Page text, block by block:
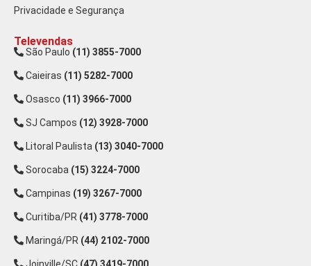
Privacidade e Segurança
Televendas
São Paulo (11) 3855-7000
Caieiras (11) 5282-7000
Osasco (11) 3966-7000
SJ Campos (12) 3928-7000
Litoral Paulista (13) 3040-7000
Sorocaba (15) 3224-7000
Campinas (19) 3267-7000
Curitiba/PR (41) 3778-7000
Maringá/PR (44) 2102-7000